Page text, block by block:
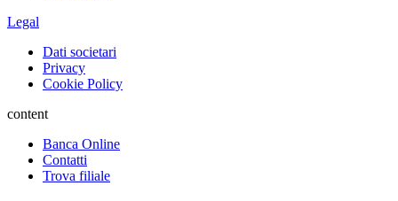
Legal
Dati societari
Privacy
Cookie Policy
content
Banca Online
Contatti
Trova filiale